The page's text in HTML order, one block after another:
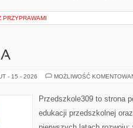
PRZYPRAWAMI
- 15 - 2026 MOŻLIWOŚĆ
Przedszkole309 to strona
edukacji przedszkolnej